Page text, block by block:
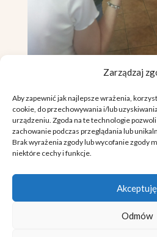
Zarządzaj
Aby zapewnić jak najlepsze wrażenia,
cookie, do przechowywania i/lub
urządzeniu. Zgoda na te technologie
zachowanie podczas przeglądania lub
Brak wyrażenia zgody lub wycofanie zgody
niektóre cechy i funkcje.
Akceptuję
Odmów
Copyright © 2026. Wszelkie
POLITYKA